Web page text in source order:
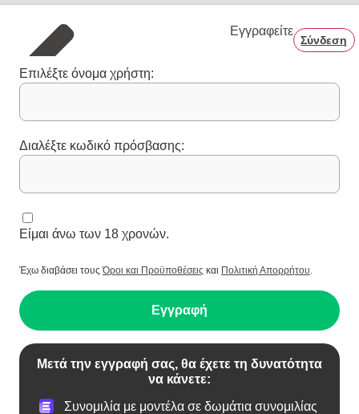
Εγγραφείτε
Σύνδεση
Επιλέξτε όνομα χρήστη:
Διαλέξτε κωδικό πρόσβασης:
Είμαι άνω των 18 χρονών.
Έχω διαβάσει τουςΌροι και Προϋποθέσεις και Πολιτική Απορρήτου.
Εγγραφή
Μετά την εγγραφή σας, θα έχετε τη δυνατότητα
να κάνετε:
Συνομιλία με μοντέλα σε δωμάτια συνομιλίας